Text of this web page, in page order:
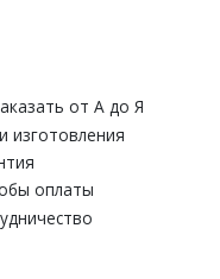
от A до Я
изготовления
оплаты